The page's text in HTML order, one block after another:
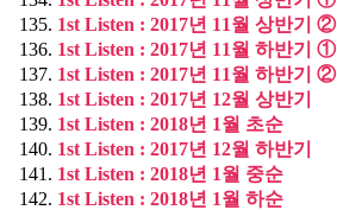
1st Listen : 2017년 11월 상반기 ②
1st Listen : 2017년 11월 하반기 ①
1st Listen : 2017년 11월 하반기 ②
1st Listen : 2017년 12월 상반기
1st Listen : 2018년 1월 초순
1st Listen : 2017년 12월 하반기
1st Listen : 2018년 1월 중순
1st Listen : 2018년 1월 하순